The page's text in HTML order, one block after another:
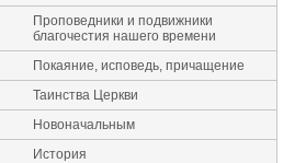
Проповедники и подвижники
благочестия нашего времени
Покаяние, исповедь, причащение
Таинства Церкви
Новоначальным
История